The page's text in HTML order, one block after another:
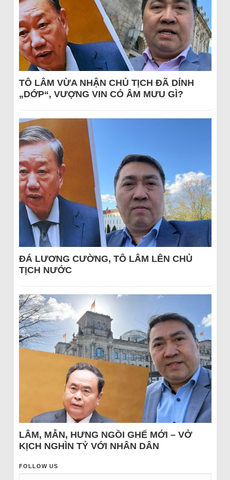
TÔ LÂM VỪA NHẬN CHỦ TỊCH ĐÃ DÍNH
„DỚP“, VƯỢNG VIN CÓ ÂM MƯU GÌ?
ĐÁ LƯƠNG CƯỜNG, TÔ LÂM LÊN CHỦ
TỊCH NƯỚC
LÂM, MẪN, HƯNG NGỒI GHẾ MỚI – VỞ
KỊCH NGHÌN TỶ VỚI NHÂN DÂN
FOLLOW US